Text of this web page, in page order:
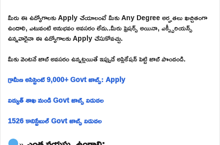
మీరు ఈ ఉద్యోగాలకు Apply చేయాలంటే మీకు Any Degree అర్హతలు ఖచ్చితంగా
ఉండాలి, ఎటువంటి అనుభవం అవసరం లేదు..మీరు ఫ్రెషర్స్ అయినా, ఎక్స్పీరియన్స్
ఉన్నవారైనా ఈ ఉద్యోగాలకు Apply చేసుకోవచ్చు.
మీకు వెంటనే జాబ్ అవసరం ఉన్నట్లయితే ఇప్పుడే అప్లికేషన్ పెట్టి జాబ్ పొందండి.
గ్రామీణ అసిస్టెంట్ 9,000+ Govt జాబ్స్: Apply
విద్యుత్ శాఖ నుండి Govt జాబ్స్ విడుదల
1526 కానిస్టేబుల్ Govt జాబ్స్ విడుదల